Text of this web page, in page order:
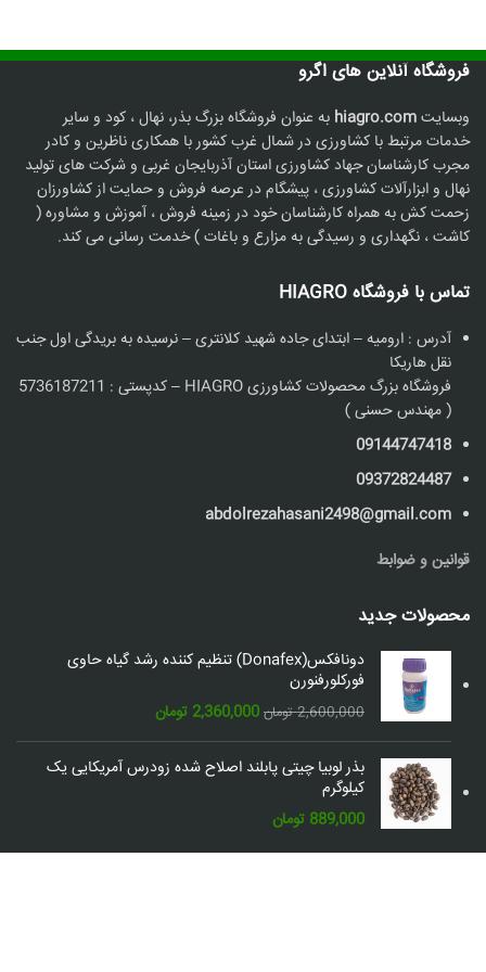
فروشگاه آنلاین های اگرو
وبسایتhiagro.com به عنوان فروشگاه بزرگ بذر، نهال ، کود و سایر
خدمات مرتبط با کشاورزی در شمال غرب کشور با همکاری ناظرین و کادر
مجرب کارشناسان جهاد کشاورزی استان آذربایجان غربی و شرکت های تولید
نهال و ابزارآلات کشاورزی ، پیشگام در عرصه فروش و حمایت از کشاورزان
زحمت کش به همراه کارشناسان خود در زمینه فروش ، آموزش و مشاوره (
کاشت ، نگهداری و رسیدگی به مزارع و باغات ) خدمت رسانی می کند.
تماس با فروشگاه HIAGRO
آدرس : ارومیه – ابتدای جاده شهید کلانتری – نرسیده به بریدگی اول جنب
نقل هاریکا
فروشگاه بزرگ محصولات کشاورزی HIAGRO – کدپستی : 5736187211
( مهندس حسنی )
09144747418
09372824487
abdolrezahasani2498@gmail.com
قوانین و ضوابط
محصولات جدید
دونافکس(Donafex) تنظیم کننده رشد گیاه حاوی
فورکلورفنورن
2,600,000 تومان قیمت
اصلی:
2,600,000 تومان
2,360,000 تومانقیمت
فعلی:
2,360,000 تومان.
بذر لوبیا چیتی پابلند اصلاح شده زودرس آمریکایی یک
کیلوگرم
889,000 تومان